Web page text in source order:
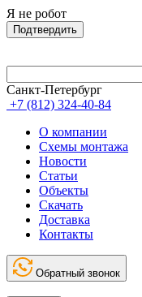
Я не робот
Подтвердить
Санкт-Петербург
+7 (812) 324-40-84
О компании
Схемы монтажа
Новости
Статьи
Объекты
Скачать
Доставка
Контакты
Обратный звонок